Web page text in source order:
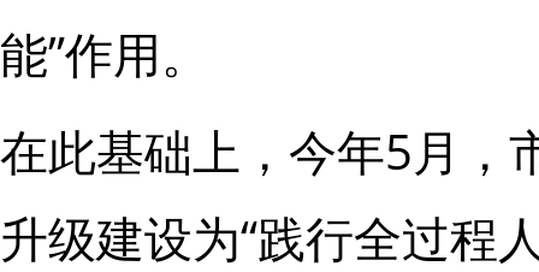
能”作用。
在此基础上，今年5月，
升级建设为“践行全过程